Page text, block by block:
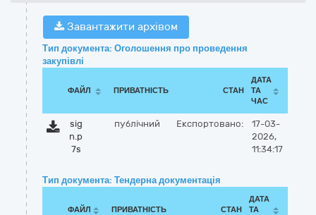
Завантажити архівом
Тип документа: Оголошення про проведення
закупівлі
ФАЙЛ ПРИВАТНІСТЬ СТАН
ДАТА
ТА
ЧАС
sig
n.p
7s
публічний Експортовано:
17-03-
2026,
11:34:17
Тип документа: Тендерна документація
ФАЙЛ ПРИВАТНІСТЬ СТАН
ДАТА
ТА